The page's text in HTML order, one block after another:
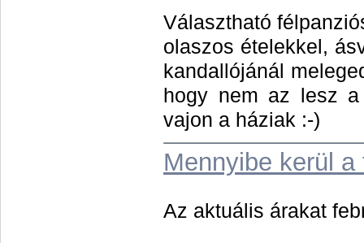
Választható
olaszos ételekkel,
kandallójánál
hogy nem az lesz a
vajon a háziak :-)
Mennyibe kerül a
Az aktuális árakat